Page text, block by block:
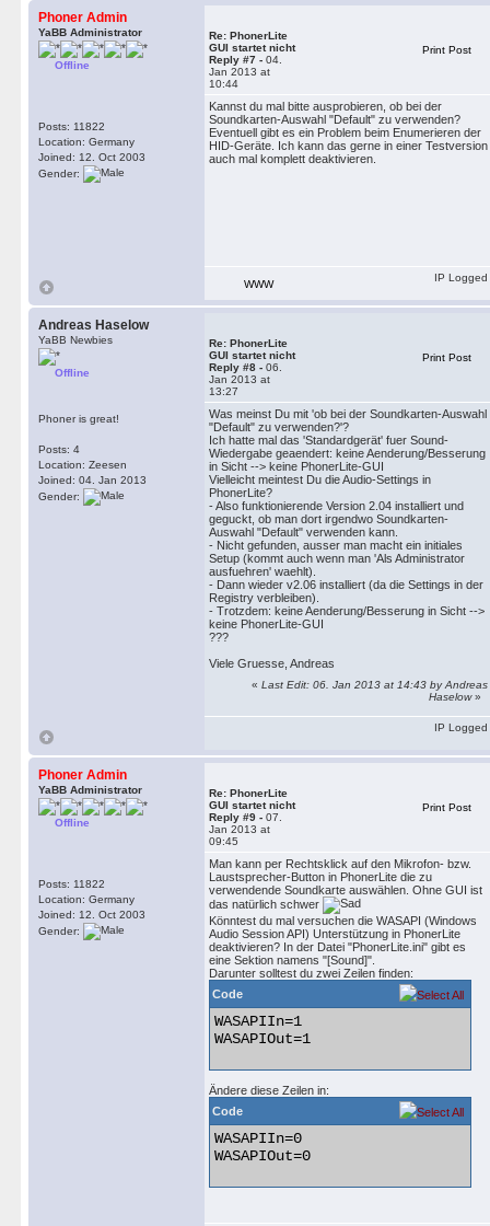
Phoner Admin
YaBB Administrator
Offline
Posts: 11822
Location: Germany
Joined: 12. Oct 2003
Gender:
Re: PhonerLite
GUI startet nicht
Reply #7 - 04.
Jan 2013 at
10:44
Print Post
Kannst du mal bitte ausprobieren, ob bei der
Soundkarten-Auswahl "Default" zu verwenden?
Eventuell gibt es ein Problem beim Enumerieren der
HID-Geräte. Ich kann das gerne in einer Testversion
auch mal komplett deaktivieren.
WWW
IP Logged
Andreas Haselow
YaBB Newbies
Offline
Phoner is great!
Posts: 4
Location: Zeesen
Joined: 04. Jan 2013
Gender:
Re: PhonerLite
GUI startet nicht
Reply #8 - 06.
Jan 2013 at
13:27
Print Post
Was meinst Du mit 'ob bei der Soundkarten-Auswahl
"Default" zu verwenden?'?
Ich hatte mal das 'Standardgerät' fuer Sound-
Wiedergabe geaendert: keine Aenderung/Besserung
in Sicht --> keine PhonerLite-GUI
Vielleicht meintest Du die Audio-Settings in
PhonerLite?
- Also funktionierende Version 2.04 installiert und
geguckt, ob man dort irgendwo Soundkarten-
Auswahl "Default" verwenden kann.
- Nicht gefunden, ausser man macht ein initiales
Setup (kommt auch wenn man 'Als Administrator
ausfuehren' waehlt).
- Dann wieder v2.06 installiert (da die Settings in der
Registry verbleiben).
- Trotzdem: keine Aenderung/Besserung in Sicht -->
keine PhonerLite-GUI
???
Viele Gruesse, Andreas
«Last Edit: 06. Jan 2013 at 14:43 by Andreas
Haselow»
IP Logged
Phoner Admin
YaBB Administrator
Offline
Posts: 11822
Location: Germany
Joined: 12. Oct 2003
Gender:
Re: PhonerLite
GUI startet nicht
Reply #9 - 07.
Jan 2013 at
09:45
Print Post
Man kann per Rechtsklick auf den Mikrofon- bzw.
Laustsprecher-Button in PhonerLite die zu
verwendende Soundkarte auswählen. Ohne GUI ist
das natürlich schwer
Könntest du mal versuchen die WASAPI (Windows
Audio Session API) Unterstützung in PhonerLite
deaktivieren? In der Datei "PhonerLite.ini" gibt es
eine Sektion namens "[Sound]".
Darunter solltest du zwei Zeilen finden:
Code
WASAPIIn=1
WASAPIOut=1
Ändere diese Zeilen in:
Code
WASAPIIn=0
WASAPIOut=0